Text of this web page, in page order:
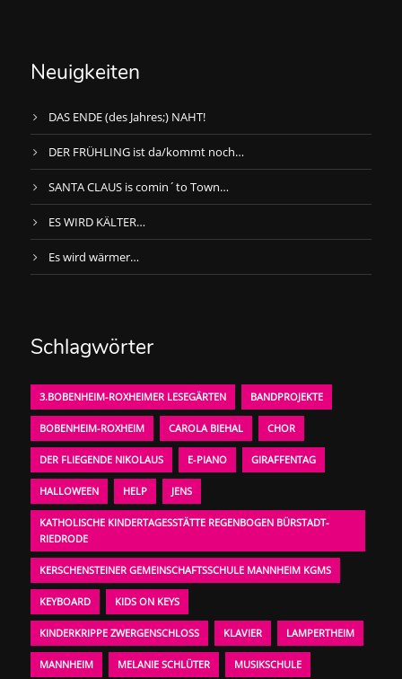
Neuigkeiten
DAS ENDE (des Jahres;) NAHT!
DER FRÜHLING ist da/kommt noch…
SANTA CLAUS is comin´to Town…
ES WIRD KÄLTER…
Es wird wärmer…
Schlagwörter
3.BOBENHEIM-ROXHEIMER LESEGÄRTEN BANDPROJEKTE
BOBENHEIM-ROXHEIM CAROLA BIEHAL CHOR
DER FLIEGENDE NIKOLAUS E-PIANO GIRAFFENTAG
HALLOWEEN HELP JENS
KATHOLISCHE KINDERTAGESSTÄTTE REGENBOGEN BÜRSTADT-
RIEDRODE
KERSCHENSTEINER GEMEINSCHAFTSSCHULE MANNHEIM KGMS
KEYBOARD KIDS ON KEYS
KINDERKRIPPE ZWERGENSCHLOSS KLAVIER LAMPERTHEIM
MANNHEIM MELANIE SCHLÜTER MUSIKSCHULE